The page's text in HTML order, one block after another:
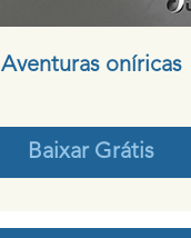
Aventuras oníricas
Baixar Grátis